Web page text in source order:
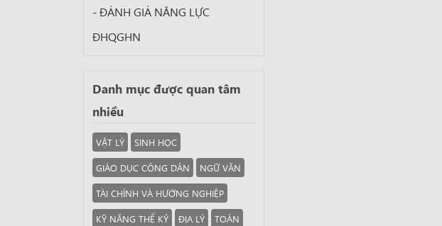
- ĐÁNH GIÁ NĂNG LỰC
ĐHQGHN
Danh mục được quan tâm
nhiều
VẬT LÝ
SINH HỌC
GIÁO DỤC CÔNG DÂN
NGỮ VĂN
TÀI CHÍNH VÀ HƯỚNG NGHIỆP
KỸ NĂNG THẾ KỶ
ĐỊA LÝ
TOÁN